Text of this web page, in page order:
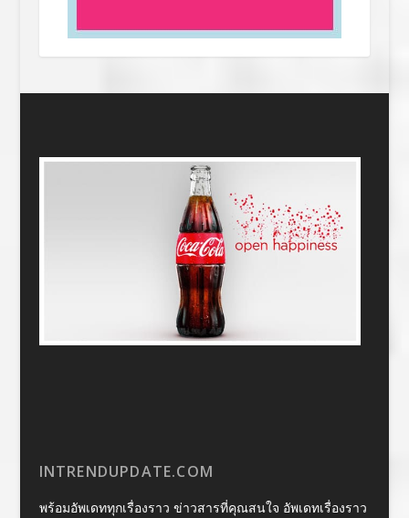
INTRENDUPDATE.COM
พร้อมอัพเดททุกเรื่องราว ข่าวสารที่คุณสนใจ อัพเดทเรื่องราว